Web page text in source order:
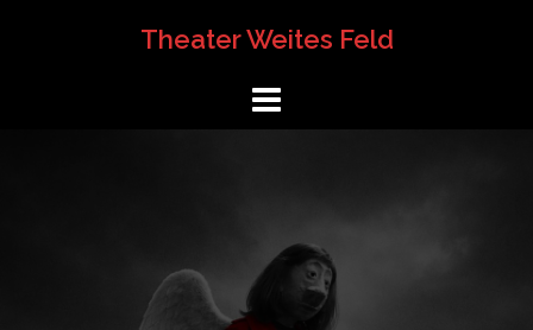
Theater Weites Feld